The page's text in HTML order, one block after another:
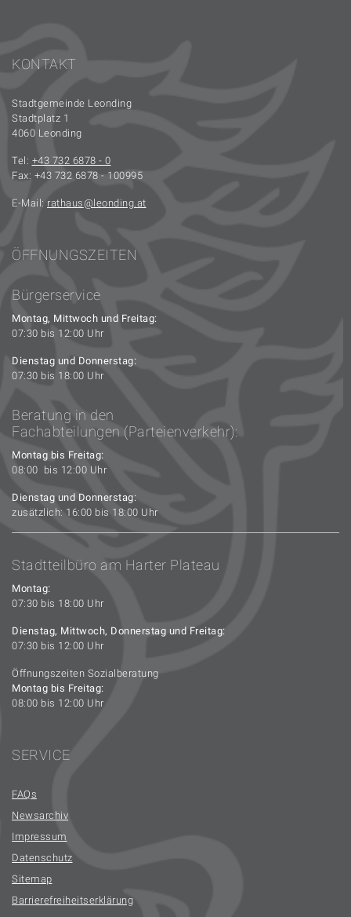
KONTAKT
Stadtgemeinde Leonding
Stadtplatz 1
4060 Leonding
Tel: +43 732 6878 - 0
Fax: +43 732 6878 - 100995
E-Mail: rathaus leonding.at
ÖFFNUNGSZEITEN
Bürgerservice
Montag, Mittwoch und Freitag:
07:30 bis 12:00 Uhr
Dienstag und Donnerstag:
07:30 bis 18:00 Uhr
Beratung in den
Fachabteilungen (Parteienverkehr):
Montag bis Freitag:
08:00 bis 12:00 Uhr
Dienstag und Donnerstag:
zusätzlich: 16:00 bis 18:00 Uhr
Stadtteilbüro am Harter Plateau
Montag:
07:30 bis 18:00 Uhr
Dienstag, Mittwoch, Donnerstag und Freitag:
07:30 bis 12:00 Uhr
Öffnungszeiten Sozialberatung
Montag bis Freitag:
08:00 bis 12:00 Uhr
SERVICE
FAQs
Newsarchiv
Impressum
Datenschutz
Sitemap
Barrierefreiheitserklärung